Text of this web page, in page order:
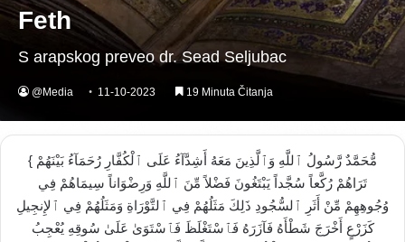
Feth
S arapskog preveo dr. Sead Seljubac
@Media 11-10-2023 19 Minuta Čitanja
{ مُّحَمَّدٌ رَّسُولُ ٱللَّهِ وَٱلَّذِينَ مَعَهُ أَشِدَّآءُ عَلَى ٱلْكُفَّارِ رُحَمَآءُ بَيْنَهُمْ
تَرَاهُمْ رُكَّعاً سُجَّداً يَبْتَغُونَ فَضْلاً مِّنَ ٱللَّهِ وَرِضْوَاناً سِيمَاهُمْ فِي
وُجُوهِهِمْ مِّنْ أَثَرِ ٱلسُّجُودِ ذَلِكَ مَثَلُهُمْ فِي ٱلتَّوْرَاةِ وَمَثَلُهُمْ فِي ٱلإِنجِيلِ
كَزَرْعٍ أَخْرَجَ شَطْأَهُ فَآزَرَهُ فَٱسْتَغْلَظَ فَٱسْتَوَىٰ عَلَىٰ سُوقِهِ يُعْجِبُ